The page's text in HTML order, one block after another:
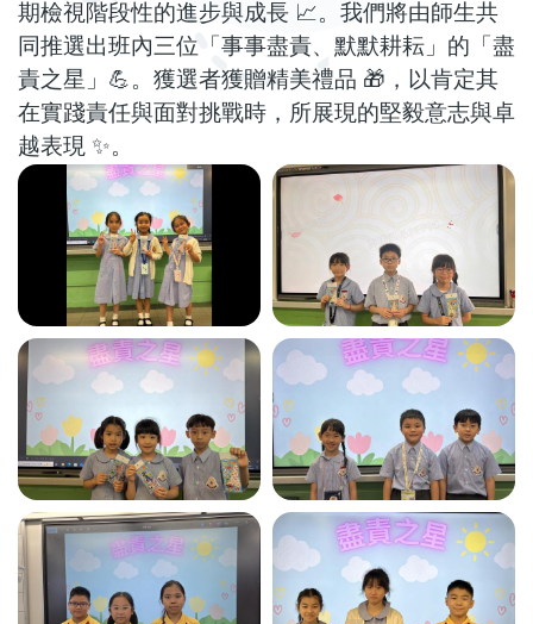
期檢視階段性的進步與成長 📈。我們將由師生共
同推選出班內三位「事事盡責、默默耕耘」的「盡
責之星」💪。獲選者獲贈精美禮品 🎁，以肯定其
在實踐責任與面對挑戰時，所展現的堅毅意志與卓
越表現 ✨。